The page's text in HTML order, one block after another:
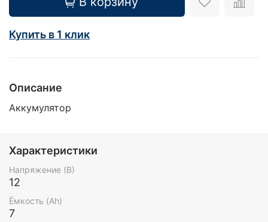
Купить в 1 клик
Описание
Аккумулятор
Характеристики
Напряжение (В)
12
Ёмкость (Ah)
7